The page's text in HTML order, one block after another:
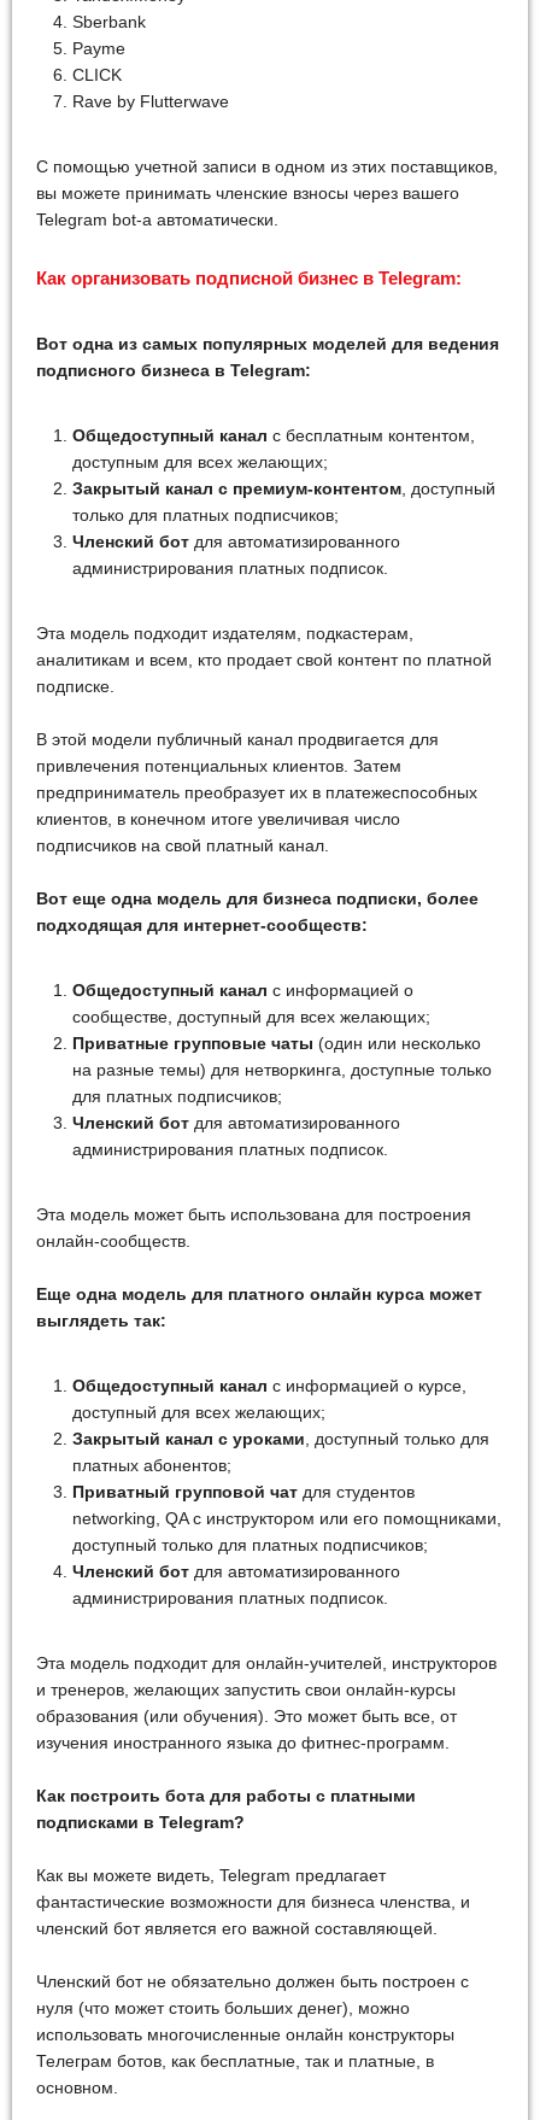
Sberbank
Payme
CLICK
Rave by Flutterwave
С помощью учетной записи в одном из этих поставщиков,
вы можете принимать членские взносы через вашего
Telegram bot-а автоматически.
Как организовать подписной бизнес в Telegram:
Вот одна из самых популярных моделей для ведения
подписного бизнеса в Telegram:
Общедоступный канал с бесплатным контентом,
доступным для всех желающих;
Закрытый канал с премиум-контентом , доступный
только для платных подписчиков;
Членский бот для автоматизированного
администрирования платных подписок.
Эта модель подходит издателям, подкастерам,
аналитикам и всем, кто продает свой контент по платной
подписке.
В этой модели публичный канал продвигается для
привлечения потенциальных клиентов. Затем
предприниматель преобразует их в платежеспособных
клиентов, в конечном итоге увеличивая число
подписчиков на свой платный канал.
Вот еще одна модель для бизнеса подписки, более
подходящая для интернет-сообществ:
Общедоступный канал с информацией о
сообществе, доступный для всех желающих;
Приватные групповые чаты (один или несколько
на разные темы) для нетворкинга, доступные только
для платных подписчиков;
Членский бот для автоматизированного
администрирования платных подписок.
Эта модель может быть использована для построения
онлайн-сообществ.
Еще одна модель для платного онлайн курса может
выглядеть так:
Общедоступный канал с информацией о курсе,
доступный для всех желающих;
Закрытый канал с уроками , доступный только для
платных абонентов;
Приватный групповой чат для студентов
networking, QA с инструктором или его помощниками,
доступный только для платных подписчиков;
Членский бот для автоматизированного
администрирования платных подписок.
Эта модель подходит для онлайн-учителей, инструкторов
и тренеров, желающих запустить свои онлайн-курсы
образования (или обучения). Это может быть все, от
изучения иностранного языка до фитнес-программ.
Как построить бота для работы с платными
подписками в Telegram?
Как вы можете видеть, Telegram предлагает
фантастические возможности для бизнеса членства, и
членский бот является его важной составляющей.
Членский бот не обязательно должен быть построен с
нуля (что может стоить больших денег), можно
использовать многочисленные онлайн конструкторы
Телеграм ботов, как бесплатные, так и платные, в
основном.